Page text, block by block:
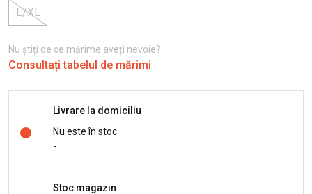
L/XL
Nu știți de ce mărime aveți nevoie?
Consultați tabelul de mărimi
Livrare la domiciliu
Nu este în stoc
-
Stoc magazin